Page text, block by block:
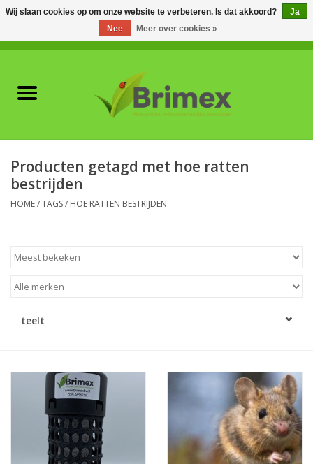
Plagen & Ziekten
Meststoffen en
Bodemverbeteraars
Monitoring
Brimex kaarten
Producten getagd met hoe ratten
bestrijden
HOME/TAGS/ HOE RATTEN BESTRIJDEN
teelt
Wij slaan cookies op om onze website te verbeteren. Is dat akkoord?
Ja
Nee
Meer over cookies »